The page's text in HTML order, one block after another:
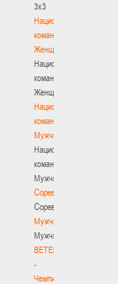
3х3
Национальная
команда.
Женщины
Национальная
команда.
Женщины
Национальная
команда.
Мужчины
Национальная
команда.
Мужчины
Соревнования
Соревнования
Мужчины
Мужчины
BETERA
-
Чемпионат